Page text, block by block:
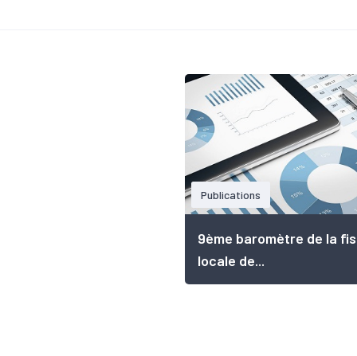
Publications
9ème baromètre de la
locale de...